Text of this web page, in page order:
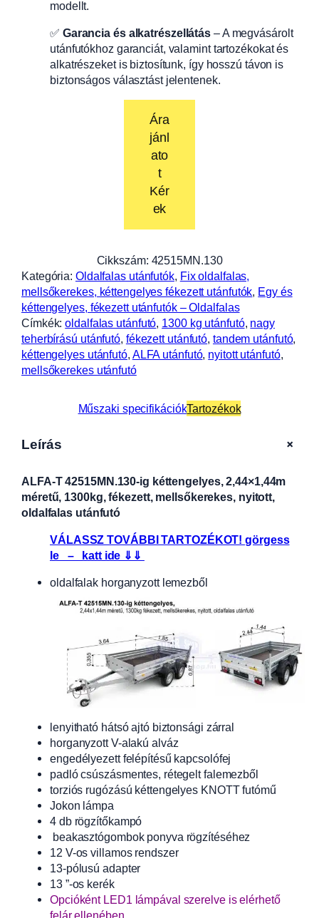
modellt.
✅ Garancia és alkatrészellátás – A megvásárolt
utánfutókhoz garanciát, valamint tartozékokat és
alkatrészeket is biztosítunk, így hosszú távon is
biztonságos választást jelentenek.
Ára
jánl
ato
t
Kér
ek
Cikkszám: 42515MN.130
Kategória: Oldalfalas utánfutók, Fix oldalfalas,
mellsőkerekes, kéttengelyes fékezett utánfutók, Egy és
kéttengelyes, fékezett utánfutók – Oldalfalas
Címkék:oldalfalas utánfutó, 1300 kg utánfutó, nagy
teherbírású utánfutó, fékezett utánfutó, tandem utánfutó
kéttengelyes utánfutó, ALFA utánfutó, nyitott utánfutó
mellsőkerekes utánfutó
Műszaki specifikációkTartozékok
Leírás +
ALFA-T 42515MN.130-ig kéttengelyes, 2,44×1,44m
méretű, 1300kg, fékezett, mellsőkerekes, nyitott,
oldalfalas utánfutó
VÁLASSZ TOVÁBBI TARTOZÉKOT! görgess
le – katt ide ⇓⇓
oldalfalak horganyzott lemezből
lenyitható hátsó ajtó biztonsági zárral
horganyzott V-alakú alváz
engedélyezett felépítésű kapcsolófej
padló csúszásmentes, rétegelt falemezből
torziós rugózású kéttengelyes KNOTT futómű
Jokon lámpa
4 db rögzítőkampó
beakasztógombok ponyva rögzítéséhez
12 V-os villamos rendszer
13-pólusú adapter
13 ”-os kerék
Opcióként LED1 lámpával szerelve is elérhető
felár ellenében